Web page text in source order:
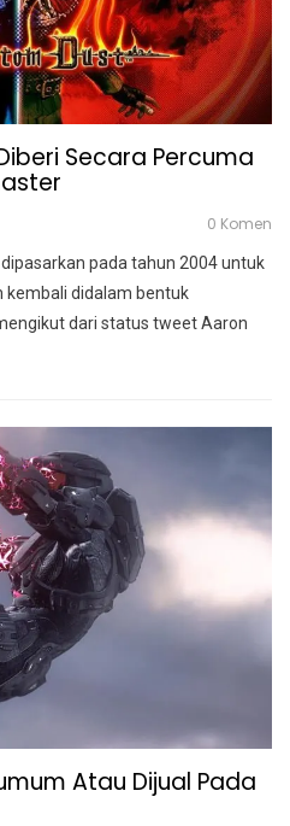
Secara Percuma
0 Komen
pada tahun 2004 untuk
kembali didalam bentuk
dari status tweet Aaron
Atau Dijual Pada